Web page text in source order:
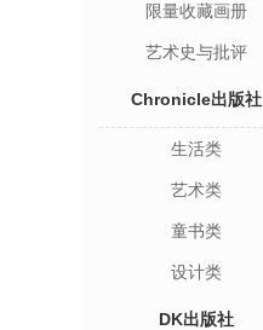
限量收藏画册
艺术史与批评
Chronicle出版社
生活类
艺术类
童书类
设计类
DK出版社